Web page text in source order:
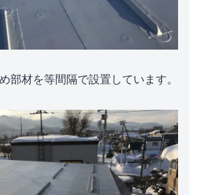
部材を等間隔で設置しています。